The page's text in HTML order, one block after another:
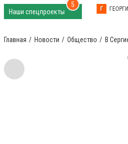
Наши спецпроекты
5
Г
Главная Новости Общество В